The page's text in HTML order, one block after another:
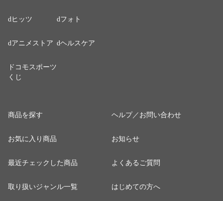
dヒッツ dフォト
dアニメストア dヘルスケア
ドコモスポーツ
くじ
商品を探す
お気に入り商品
最近チェックした商品
取り扱いジャンル一覧
ヘルプ／お問い合わせ
お知らせ
よくあるご質問
はじめての方へ